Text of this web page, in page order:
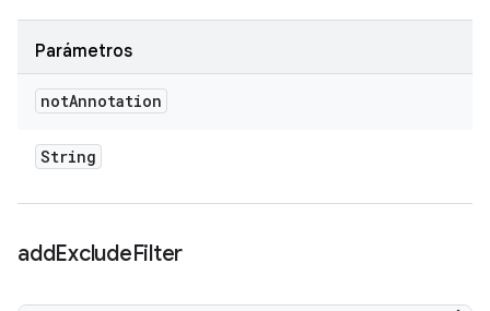
Parámetros
notAnnotation
String
addExcludeFilter